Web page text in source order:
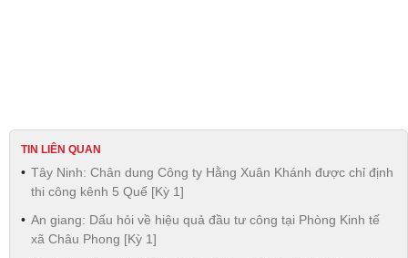
TIN LIÊN QUAN
Tây Ninh: Chân dung Công ty Hằng Xuân Khánh được chỉ định
thi công kênh 5 Quế [Kỳ 1]
An giang: Dấu hỏi về hiệu quả đầu tư công tại Phòng Kinh tế
xã Châu Phong [Kỳ 1]